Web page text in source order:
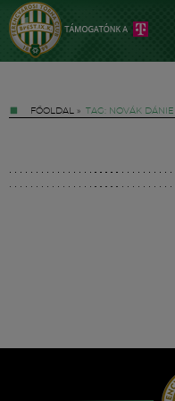
FŐOLDAL » TAG: NOVÁK
Hírek